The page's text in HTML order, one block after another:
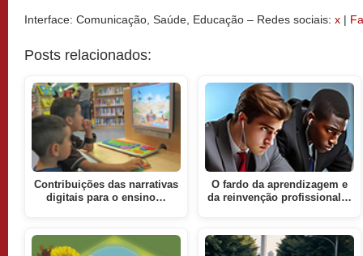
Interface: Comunicação, Saúde, Educação – Redes sociais: x |
Posts relacionados:
Contribuições das narrativas
digitais para o ensino…
O fardo da aprendizagem e
da reinvenção profissional…